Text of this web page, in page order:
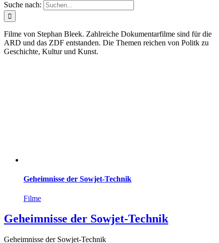
Suche nach:
Filme von Stephan Bleek. Zahlreiche Dokumentarfilme sind für die
ARD und das ZDF entstanden. Die Themen reichen von Politk zu
Geschichte, Kultur und Kunst.
Geheimnisse der Sowjet-Technik
Filme
Geheimnisse der Sowjet-Technik
Geheimnisse der Sowjet-Technik